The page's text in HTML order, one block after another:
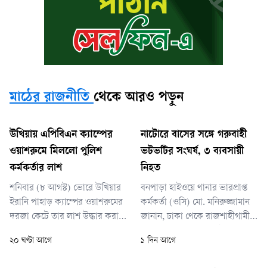
মাঠের রাজনীতি থেকে আরও পড়ুন
উখিয়ায় এপিবিএন ক্যাম্পের
ওয়াশরুমে মিললো পুলিশ
কর্মকর্তার লাশ
শনিবার (৮ আগস্ট) ভোরে উখিয়ার
ইরানি পাহাড় ক্যাম্পের ওয়াশরুমের
দরজা কেটে তার লাশ উদ্ধার করা
২০ ঘণ্টা আগে
নাটোরে বাসের সঙ্গে গরুবাহী
ভটভটির সংঘর্ষ, ৩ ব্যবসায়ী
নিহত
বনপাড়া হাইওয়ে থানার ভারপ্রাপ্ত
কর্মকর্তা (ওসি) মো. মনিরুজ্জামান
জানান, ঢাকা থেকে রাজশাহীগামী
গরুর হাটে যাওয়ার পথে গরুবাহী
১ দিন আগে